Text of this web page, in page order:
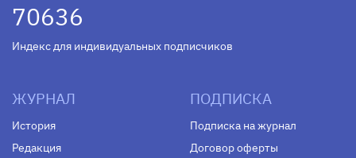
70636
Индекс для индивидуальных подписчиков
ЖУРНАЛ
История
Редакция
ПОДПИСКА
Подписка на журнал
Договор оферты